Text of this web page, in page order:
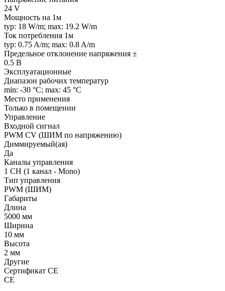
24 V
Мощность на 1м
typ: 18 W/m; max: 19.2 W/m
Ток потребления 1м
typ: 0.75 A/m; max: 0.8 A/m
Предельное отклонение напряжения ±
0.5 В
Эксплуатационные
Диапазон рабочих температур
min: -30 °C; max: 45 °C
Место применения
Только в помещении
Управление
Входной сигнал
PWM СV (ШИМ по напряжению)
Диммируемый(ая)
Да
Каналы управления
1 CH (1 канал - Mono)
Тип управления
PWM (ШИМ)
Габариты
Длина
5000 мм
Ширина
10 мм
Высота
2 мм
Другие
Сертификат CE
CE